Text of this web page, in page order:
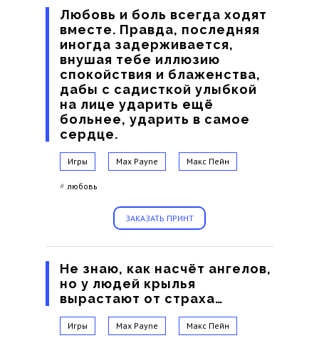
Любовь и боль всегда ходят
вместе. Правда, последняя
иногда задерживается,
внушая тебе иллюзию
спокойствия и блаженства,
дабы с садисткой улыбкой
на лице ударить ещё
больнее, ударить в самое
сердце.
Игры Max Payne Макс Пейн
# любовь
ЗАКАЗАТЬ ПРИНТ
Не знаю, как насчёт ангелов,
но у людей крылья
вырастают от страха…
Игры Max Payne Макс Пейн